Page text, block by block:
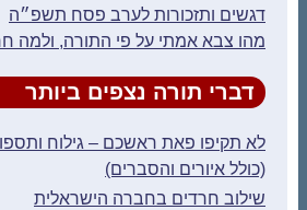
דגשים ותזכורות לערב פסח תשפ״ה
מהו צבא אמתי על פי התורה, ולמה
דברי תורה נצפים ביותר
לא תקיפו פאת ראשכם – גילוח
(כולל איורים והסברים)
שילוב חרדים בחברה הישראלית